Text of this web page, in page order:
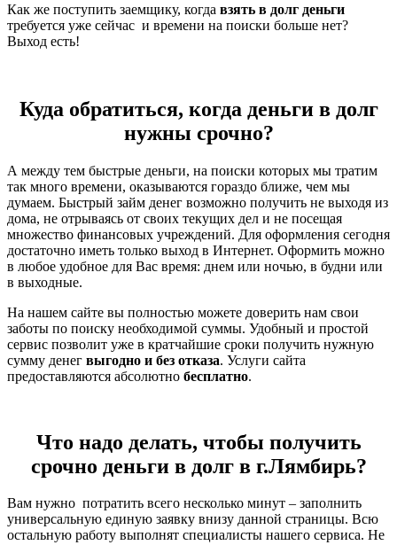
Как же поступить заемщику, когда взять в долг деньги
требуется уже сейчас и времени на поиски больше нет?
Выход есть!
Куда обратиться, когда деньги в долг
нужны срочно?
А между тем быстрые деньги, на поиски которых мы тратим
так много времени, оказываются гораздо ближе, чем мы
думаем. Быстрый займ денег возможно получить не выходя из
дома, не отрываясь от своих текущих дел и не посещая
множество финансовых учреждений. Для оформления сегодня
достаточно иметь только выход в Интернет. Оформить можно
в любое удобное для Вас время: днем или ночью, в будни или
в выходные.
На нашем сайте вы полностью можете доверить нам свои
заботы по поиску необходимой суммы. Удобный и простой
сервис позволит уже в кратчайшие сроки получить нужную
сумму денег выгодно и без отказа. Услуги сайта
предоставляются абсолютно бесплатно.
Что надо делать, чтобы получить
срочно деньги в долг в г.Лямбирь?
Вам нужно потратить всего несколько минут – заполнить
универсальную единую заявку внизу данной страницы. Всю
остальную работу выполнят специалисты нашего сервиса. Не